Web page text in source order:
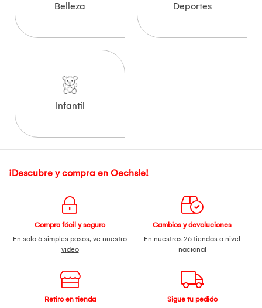
Belleza Deportes
Infantil
¡Descubre y compra en Oechsle!
Compra fácil y seguro
En solo 6 simples pasos, ve nuestro
video
Cambios y devoluciones
En nuestras 26 tiendas a nivel
nacional
Retiro en tienda
Sigue tu pedido